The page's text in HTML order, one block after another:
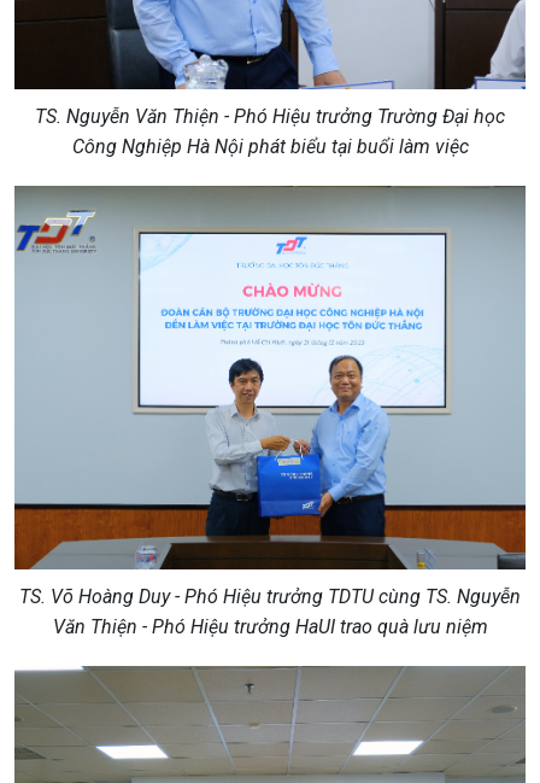
TS. Nguyễn Văn Thiện - Phó Hiệu trưởng Trường Đại học
Công Nghiệp Hà Nội phát biểu tại buổi làm việc
TS. Võ Hoàng Duy - Phó Hiệu trưởng TDTU cùng TS. Nguyễn
Văn Thiện - Phó Hiệu trưởng HaUI trao quà lưu niệm